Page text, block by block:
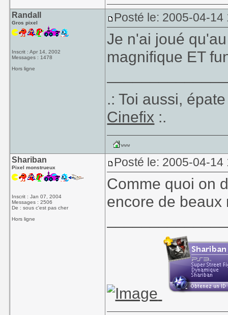
Randall
Gros pixel
Inscrit : Apr 14, 2002
Messages : 1478
Hors ligne
Posté le: 2005-04-14
Je n'ai joué
magnifique ET
.: Toi aussi,
Cinefix :.
Shariban
Pixel monstrueux
Inscrit : Jan 07, 2004
Messages : 2506
De : sous c'est pas cher
Hors ligne
Posté le: 2005-04-14
Comme quoi on
encore de beaux